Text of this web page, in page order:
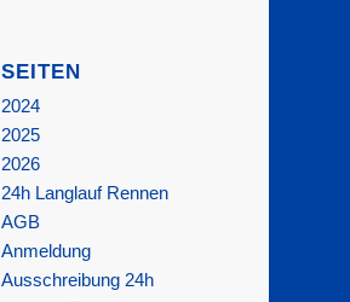
SEITEN
2024
2025
2026
24h Langlauf Rennen
AGB
Anmeldung
Ausschreibung 24h